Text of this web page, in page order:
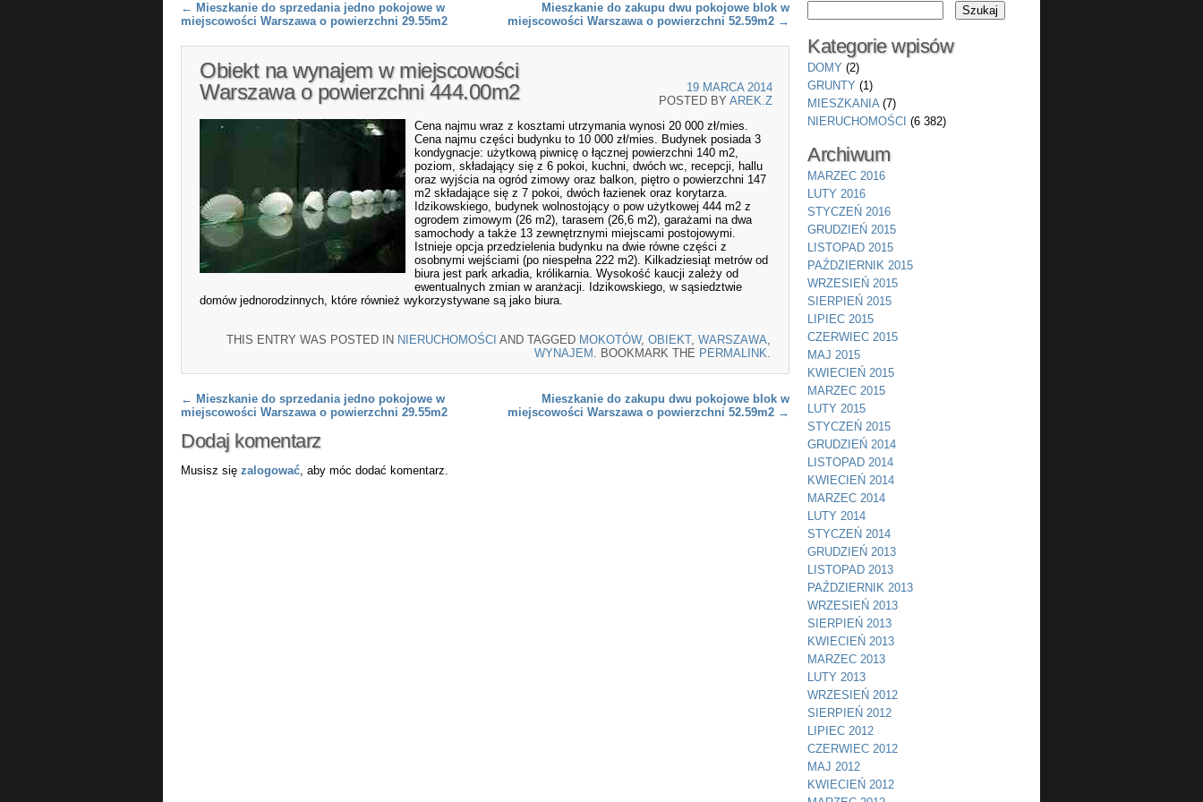
Post navigation
← Mieszkanie do sprzedania jedno pokojowe w
miejscowości Warszawa o powierzchni 29.55m2
Mieszkanie do zakupu dwu pokojowe blok w
miejscowości Warszawa o powierzchni 52.59m2 →
Obiekt na wynajem w miejscowości
Warszawa o powierzchni 444.00m2
19 MARCA 2014
POSTED BY AREK.Z
Cena najmu wraz z kosztami utrzymania wynosi 20 000 zł/mies.
Cena najmu części budynku to 10 000 zł/mies. Budynek posiada 3
kondygnacje: użytkową piwnicę o łącznej powierzchni 140 m2,
poziom, składający się z 6 pokoi, kuchni, dwóch wc, recepcji, hallu
oraz wyjścia na ogród zimowy oraz balkon, piętro o powierzchni 147
m2 składające się z 7 pokoi, dwóch łazienek oraz korytarza.
Idzikowskiego, budynek wolnostojący o pow użytkowej 444 m2 z
ogrodem zimowym (26 m2), tarasem (26,6 m2), garażami na dwa
samochody a także 13 zewnętrznymi miejscami postojowymi.
Istnieje opcja przedzielenia budynku na dwie równe części z
osobnymi wejściami (po niespełna 222 m2). Kilkadziesiąt metrów od
biura jest park arkadia, królikarnia. Wysokość kaucji zależy od
ewentualnych zmian w aranżacji. Idzikowskiego, w sąsiedztwie
domów jednorodzinnych, które również wykorzystywane są jako biura.
THIS ENTRY WAS POSTED IN NIERUCHOMOŚCI AND TAGGED MOKOTÓW, OBIEKT, WARSZAWA
WYNAJEM
. BOOKMARK THE PERMALINK
Post navigation
← Mieszkanie do sprzedania jedno pokojowe w
miejscowości Warszawa o powierzchni 29.55m2
Mieszkanie do zakupu dwu pokojowe blok w
miejscowości Warszawa o powierzchni 52.59m2 →
Dodaj komentarz
Musisz się zalogować, aby móc dodać komentarz.
Kategorie wpisów
DOMY (2)
GRUNTY (1)
MIESZKANIA(7)
NIERUCHOMOŚCI (6 382)
Archiwum
MARZEC 2016
LUTY 2016
STYCZEŃ 2016
GRUDZIEŃ 2015
LISTOPAD 2015
PAŹDZIERNIK 2015
WRZESIEŃ 2015
SIERPIEŃ 2015
LIPIEC 2015
CZERWIEC 2015
MAJ 2015
KWIECIEŃ 2015
MARZEC 2015
LUTY 2015
STYCZEŃ 2015
GRUDZIEŃ 2014
LISTOPAD 2014
KWIECIEŃ 2014
MARZEC 2014
LUTY 2014
STYCZEŃ 2014
GRUDZIEŃ 2013
LISTOPAD 2013
PAŹDZIERNIK 2013
WRZESIEŃ 2013
SIERPIEŃ 2013
KWIECIEŃ 2013
MARZEC 2013
LUTY 2013
WRZESIEŃ 2012
SIERPIEŃ 2012
LIPIEC 2012
CZERWIEC 2012
MAJ 2012
KWIECIEŃ 2012